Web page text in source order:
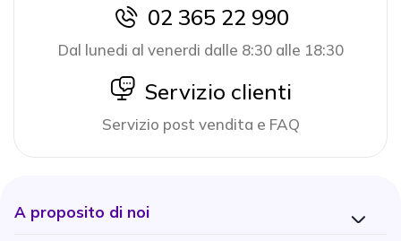
icon
02 365 22 990
Dal lunedi al venerdi dalle 8:30 alle 18:30
icon
Servizio clienti
Servizio post vendita e FAQ
A proposito di noi